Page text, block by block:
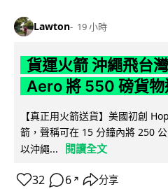
Lawton 19 小時
貨運火箭 沖繩飛台
Aero 將 550 磅貨
【真正用火箭送貨】美國初創
箭，聲稱可在 15 分鐘內將 250
以沖繩...
閱讀全文
32 6 ↗ 分享